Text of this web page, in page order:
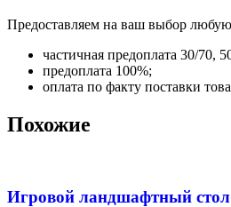
Предоставляем на ваш выбор
частичная предоплата 30/70,
предоплата 100%;
оплата по факту поставки
Похожие
Игровой ландшафтный